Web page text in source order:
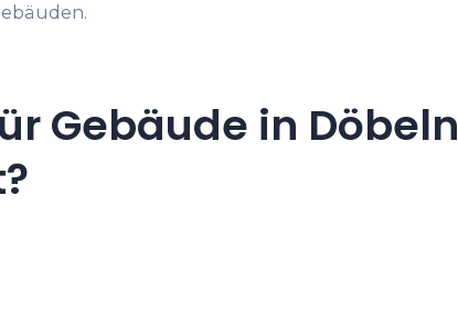
Gebäude in Döbeln